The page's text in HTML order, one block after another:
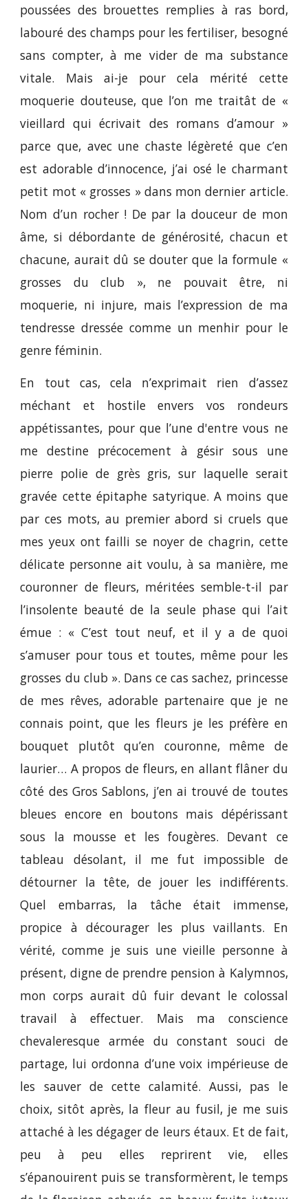
poussées des brouettes remplies à ras bord,
labouré des champs pour les fertiliser, besogné
sans compter, à me vider de ma substance
vitale. Mais ai-je pour cela mérité cette
moquerie douteuse, que l’on me traitât de «
vieillard qui écrivait des romans d’amour »
parce que, avec une chaste légèreté que c’en
est adorable d’innocence, j’ai osé le charmant
petit mot « grosses » dans mon dernier article.
Nom d’un rocher ! De par la douceur de mon
âme, si débordante de générosité, chacun et
chacune, aurait dû se douter que la formule «
grosses du club », ne pouvait être, ni
moquerie, ni injure, mais l’expression de ma
tendresse dressée comme un menhir pour le
genre féminin.
En tout cas, cela n’exprimait rien d’assez
méchant et hostile envers vos rondeurs
appétissantes, pour que l’une d'entre vous ne
me destine précocement à gésir sous une
pierre polie de grès gris, sur laquelle serait
gravée cette épitaphe satyrique. A moins que
par ces mots, au premier abord si cruels que
mes yeux ont failli se noyer de chagrin, cette
délicate personne ait voulu, à sa manière, me
couronner de fleurs, méritées semble-t-il par
l’insolente beauté de la seule phase qui l’ait
émue : « C’est tout neuf, et il y a de quoi
s’amuser pour tous et toutes, même pour les
grosses du club ». Dans ce cas sachez, princesse
de mes rêves, adorable partenaire que je ne
connais point, que les fleurs je les préfère en
bouquet plutôt qu’en couronne, même de
laurier… A propos de fleurs, en allant flâner du
côté des Gros Sablons, j’en ai trouvé de toutes
bleues encore en boutons mais dépérissant
sous la mousse et les fougères. Devant ce
tableau désolant, il me fut impossible de
détourner la tête, de jouer les indifférents.
Quel embarras, la tâche était immense,
propice à décourager les plus vaillants. En
vérité, comme je suis une vieille personne à
présent, digne de prendre pension à Kalymnos,
mon corps aurait dû fuir devant le colossal
travail à effectuer. Mais ma conscience
chevaleresque armée du constant souci de
partage, lui ordonna d’une voix impérieuse de
les sauver de cette calamité. Aussi, pas le
choix, sitôt après, la fleur au fusil, je me suis
attaché à les dégager de leurs étaux. Et de fait,
peu à peu elles reprirent vie, elles
s’épanouirent puis se transformèrent, le temps